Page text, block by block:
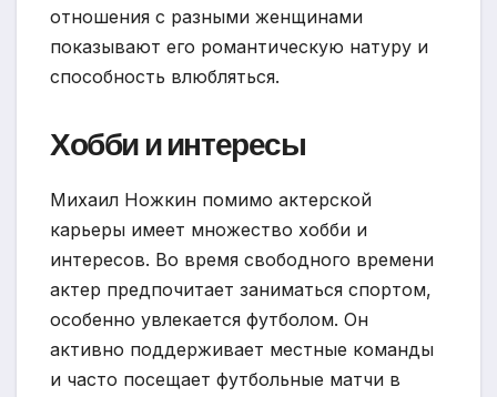
отношения с разными женщинами
показывают его романтическую натуру и
способность влюбляться.
Хобби и интересы
Михаил Ножкин помимо актерской
карьеры имеет множество хобби и
интересов. Во время свободного времени
актер предпочитает заниматься спортом,
особенно увлекается футболом. Он
активно поддерживает местные команды
и часто посещает футбольные матчи в